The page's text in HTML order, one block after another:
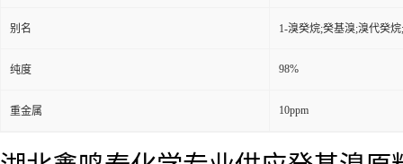
别名 1-溴癸烷;癸基溴;溴代癸
纯度 98%
重金属 10ppm